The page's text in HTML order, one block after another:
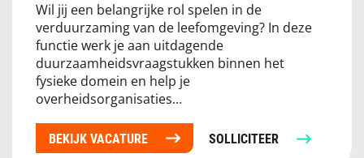
Wil jij een belangrijke rol spelen in de
verduurzaming van de leefomgeving? In deze
functie werk je aan uitdagende
duurzaamheidsvraagstukken binnen het
fysieke domein en help je
overheidsorganisaties…
BEKIJK VACATURE SOLLICITEER